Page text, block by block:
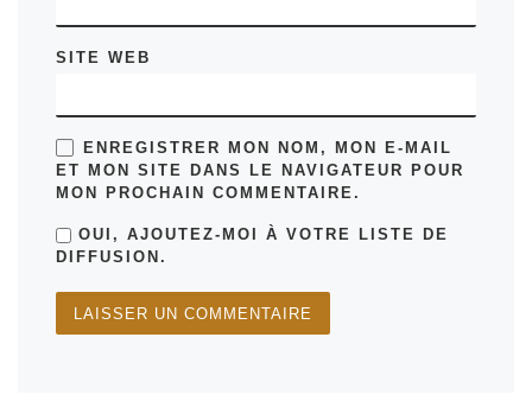
SITE WEB
ENREGISTRER MON NOM, MON E-MAIL
ET MON SITE DANS LE NAVIGATEUR POUR
MON PROCHAIN COMMENTAIRE.
OUI, AJOUTEZ-MOI À VOTRE LISTE DE
DIFFUSION.